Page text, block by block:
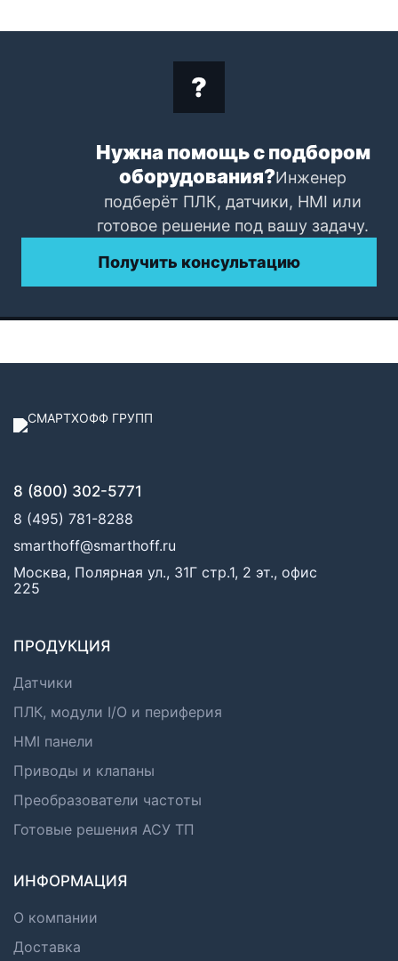
Нужна помощь с подбором
оборудования?Инженер
подберёт ПЛК, датчики, HMI или
готовое решение под вашу задачу.
Получить консультацию
8 (800) 302-5771
8 (495) 781-8288
smarthoff@smarthoff.ru
Москва, Полярная ул., 31Г стр.1, 2 эт., офис
225
ПРОДУКЦИЯ
Датчики
ПЛК, модули I/O и периферия
HMI панели
Приводы и клапаны
Преобразователи частоты
Готовые решения АСУ ТП
ИНФОРМАЦИЯ
О компании
Доставка